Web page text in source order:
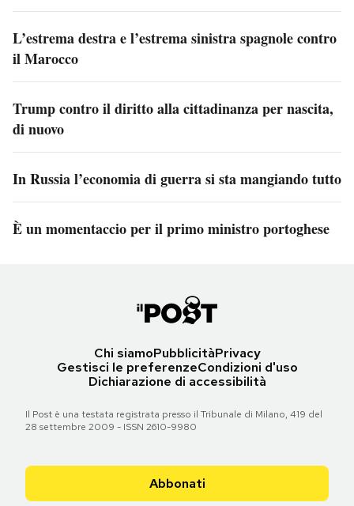
L’estrema destra e l’estrema sinistra spagnole contro
il Marocco
Trump contro il diritto alla cittadinanza per nascita,
di nuovo
In Russia l’economia di guerra si sta mangiando tutto
È un momentaccio per il primo ministro portoghese
Chi siamoPubblicitàPrivacy
Gestisci le preferenzeCondizioni d'uso
Dichiarazione di accessibilità
Il Post è una testata registrata presso il Tribunale di Milano, 419 del
28 settembre 2009 - ISSN 2610-9980
Abbonati